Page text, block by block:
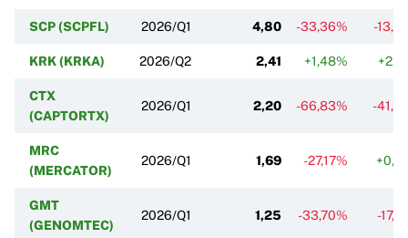
SCP (SCPFL) 2026/Q1 4,80 -33,36% -
KRK (KRKA) 2026/Q2 2,41 +1,48%
CTX
(CAPTORTX)
2026/Q1 2,20 -66,83% -
MRC
(MERCATOR)
2026/Q1 1,69 -27,17%
GMT
(GENOMTEC)
2026/Q1 1,25 -33,70% -